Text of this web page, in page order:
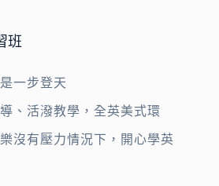
班
一步登天
、活潑教學，全英美式環
沒有壓力情況下，開心學英